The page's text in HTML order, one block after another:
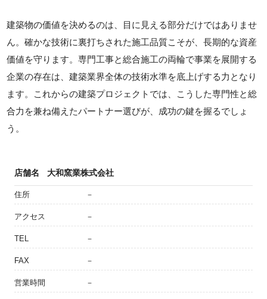
建築物の価値を決めるのは、目に見える部分だけではありませ
ん。確かな技術に裏打ちされた施工品質こそが、長期的な資産
価値を守ります。専門工事と総合施工の両輪で事業を展開する
企業の存在は、建築業界全体の技術水準を底上げする力となり
ます。これからの建築プロジェクトでは、こうした専門性と総
合力を兼ね備えたパートナー選びが、成功の鍵を握るでしょ
う。
店舗名 大和窯業株式会社
住所 －
アクセス －
TEL －
FAX －
営業時間 －